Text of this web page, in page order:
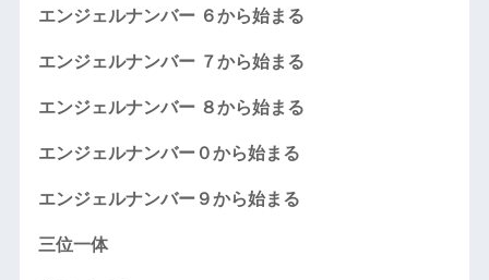
エンジェルナンバー ６から始まる
エンジェルナンバー ７から始まる
エンジェルナンバー ８から始まる
エンジェルナンバー０から始まる
エンジェルナンバー９から始まる
三位一体